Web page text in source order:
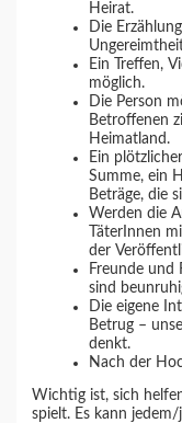
Heirat.
Die
Ein Treffen,
möglich.
Die Person
Betroffenen
Heimatland.
Ein
Summe, ein
Beträge, die
Werden die
TäterInnen
der
Freunde und
sind
Die eigene
Betrug –
denkt.
Nach der
Wichtig ist, sich
spielt. Es kann